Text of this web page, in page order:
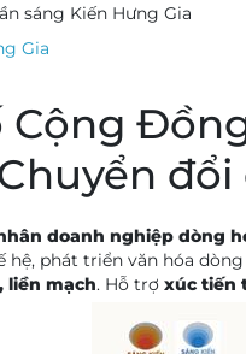
sáng Kiến Hưng Gia
Gia
Cộng
doanh nghiệp dòng
hệ, phát triển văn hóa
liền mạch. Hỗ trợxúc tiến